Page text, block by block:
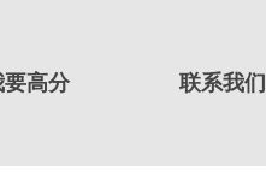
高分 联系我们